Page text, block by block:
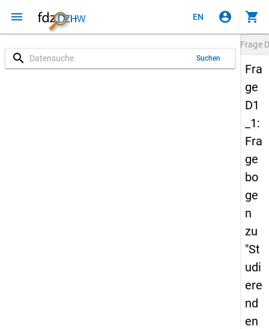
menu EN account_circle shopping_cart
search Suchen
Frage
Fra
ge
D1
_1:
Fra
ge
bo
ge
n
zu
"St
udi
ere
nd
en